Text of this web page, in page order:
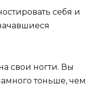
себя и
свои ногти. Вы
тоньше, чем